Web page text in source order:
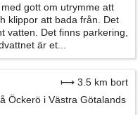
gott om utrymme att
klippor att bada från. Det
vatten. Det finns parkering,
är et...
⟼ 3.5 km bort
Öckerö i Västra Götalands